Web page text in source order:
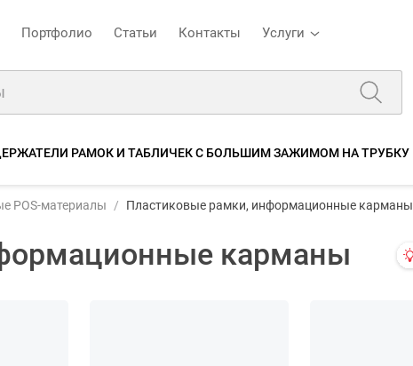
Портфолио Статьи Контакты Услуги
РАМОК И ТАБЛИЧЕК С БОЛЬШИМ ЗАЖИМОМ НА ТРУБКУ
POS-материалы Пластиковые рамки, информационные карманы
карманы